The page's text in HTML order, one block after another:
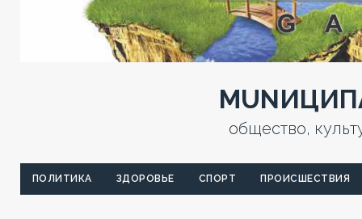
общество,
ПОЛИТИКА ЗДОРОВЬЕ СПОРТ ПРОИСШЕСТВИЯ